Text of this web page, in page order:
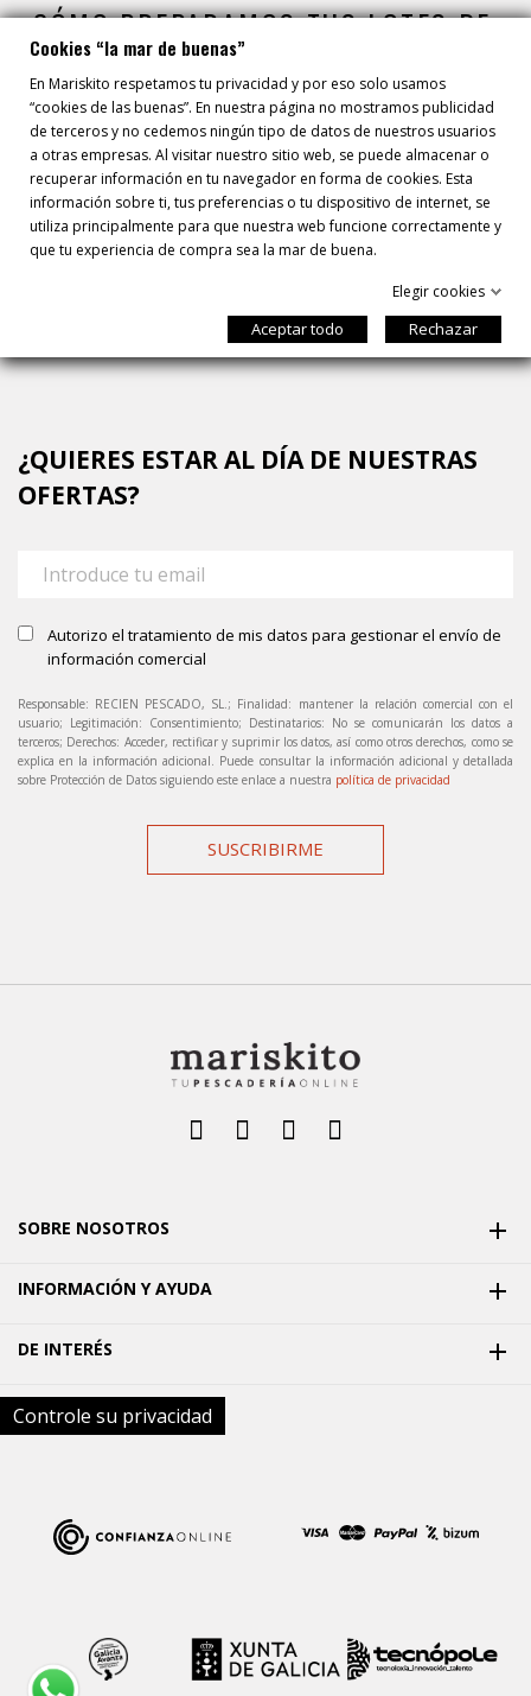
¿CÓMO PREPARAMOS TUS LOTES DE
REGALO?
En nuestra tienda online encontrarás todos los lotes de
regalo disponibles y adaptados para cada ocasión. Tan sólo
tienes que elegir el que desees, realizar la compra y
nosotros te lo enviamos a casa. Cada pedido se prepara con
mimo el día anterior a la fecha escogida de entrega, de
¿QUIERES ESTAR AL DÍA DE NUESTRAS
OFERTAS?
Autorizo el tratamiento de mis datos para gestionar el envío de
información comercial
Responsable: RECIEN PESCADO, SL.; Finalidad: mantener la relación comercial con el
usuario; Legitimación: Consentimiento; Destinatarios: No se comunicarán los datos a
terceros; Derechos: Acceder, rectificar y suprimir los datos, así como otros derechos, como se
explica en la información adicional. Puede consultar la información adicional y detallada
sobre Protección de Datos siguiendo este enlace a nuestra política de privacidad
SUSCRIBIRME
SOBRE NOSOTROS 
INFORMACIÓN Y AYUDA 
DE INTERÉS 
Controle su privacidad
Cookies “la mar de buenas”
En Mariskito respetamos tu privacidad y por eso solo usamos
“cookies de las buenas”. En nuestra página no mostramos publicidad
de terceros y no cedemos ningún tipo de datos de nuestros usuarios
a otras empresas. Al visitar nuestro sitio web, se puede almacenar o
recuperar información en tu navegador en forma de cookies. Esta
información sobre ti, tus preferencias o tu dispositivo de internet, se
utiliza principalmente para que nuestra web funcione correctamente y
que tu experiencia de compra sea la mar de buena.
Elegir cookies
Aceptar todo Rechazar